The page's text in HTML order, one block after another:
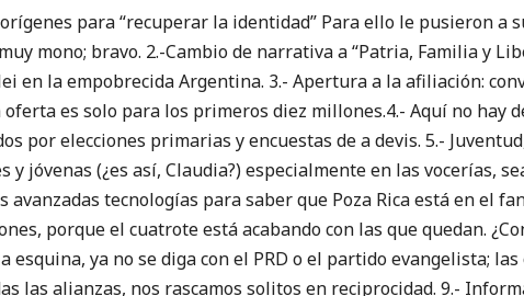
orígenes para “recuperar la identidad” Para ello le pusieron a
mono; bravo. 2.-Cambio de narrativa a “Patria, Familia y
en la empobrecida Argentina. 3.- Apertura a la afiliación:
es solo para los primeros diez millones.4.- Aquí no hay
por elecciones primarias y encuestas de a devis. 5.-
jóvenas (¿es así, Claudia?) especialmente en las vocerías,
avanzadas tecnologías para saber que Poza Rica está en el
porque el cuatrote está acabando con las que quedan.
esquina, ya no se diga con el PRD o el partido evangelista;
las alianzas, nos rascamos solitos en reciprocidad. 9.-